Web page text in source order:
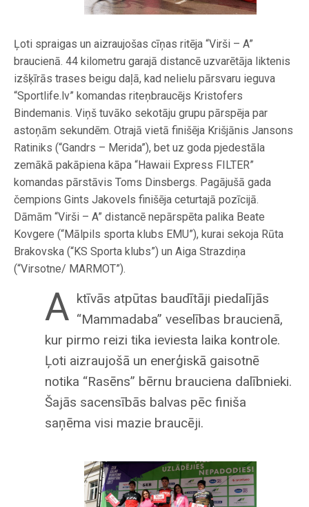
Ļoti spraigas un aizraujošas cīņas ritēja “Virši – A”
braucienā. 44 kilometru garajā distancē uzvarētāja liktenis
izšķīrās trases beigu daļā, kad nelielu pārsvaru ieguva
“Sportlife.lv” komandas riteņbraucējs Kristofers
Bindemanis. Viņš tuvāko sekotāju grupu pārspēja par
astoņām sekundēm. Otrajā vietā finišēja Krišjānis Jansons
Ratiniks (“Gandrs – Merida”), bet uz goda pjedestāla
zemākā pakāpiena kāpa “Hawaii Express FILTER”
komandas pārstāvis Toms Dinsbergs. Pagājušā gada
čempions Gints Jakovels finišēja ceturtajā pozīcijā.
Dāmām “Virši – A” distancē nepārspēta palika Beate
Kovgere (“Mālpils sporta klubs EMU”), kurai sekoja Rūta
Brakovska (“KS Sporta klubs”) un Aiga Strazdiņa
(“Virsotne/ MARMOT”).
A ktīvās atpūtas baudītāji piedalījās
“Mammadaba” veselības braucienā,
kur pirmo reizi tika ieviesta laika kontrole.
Ļoti aizraujošā un enerģiskā gaisotnē
notika “Rasēns” bērnu brauciena dalībnieki.
Šajās sacensībās balvas pēc finiša
saņēma visi mazie braucēji.